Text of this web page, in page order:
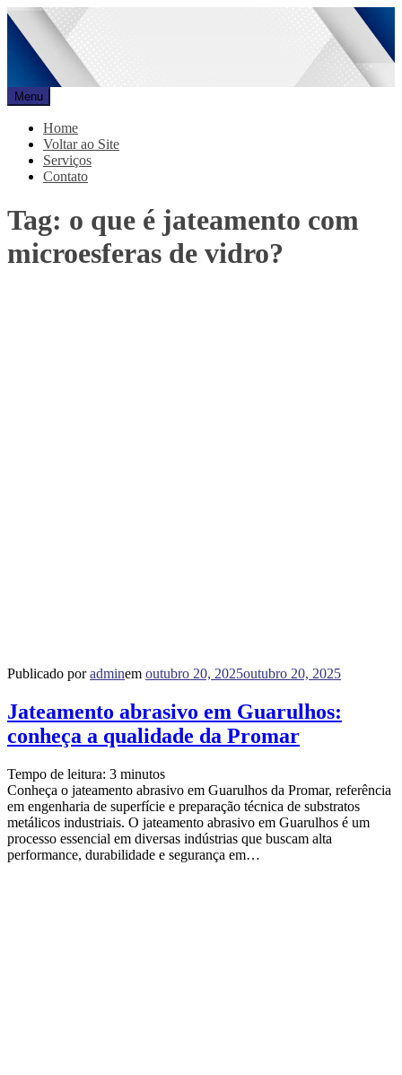
Pular
para
conteúdo
Promar
Blog
Menu
Home
Voltar ao Site
Serviços
Contato
Tag: o que é jateamento com
microesferas de vidro?
Publicado poradminem outubro 20, 2025outubro 20, 2025
Jateamento abrasivo em Guarulhos:
conheça a qualidade da Promar
Tempo de leitura: 3 minutos
Conheça o jateamento abrasivo em Guarulhos da Promar, referência
em engenharia de superfície e preparação técnica de substratos
metálicos industriais. O jateamento abrasivo em Guarulhos é um
processo essencial em diversas indústrias que buscam alta
performance, durabilidade e segurança em…